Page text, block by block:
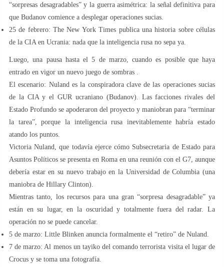
“sorpresas desagradables” y la guerra asimétrica: la señal definitiva para
que Budanov comience a desplegar operaciones sucias.
25 de febrero: The New York Times publica una historia sobre células
de la CIA en Ucrania: nada que la inteligencia rusa no sepa ya.
Luego, una pausa hasta el 5 de marzo, cuando es posible que haya
entrado en vigor un nuevo juego de sombras .
El escenario: Nuland es la conspiradora clave de las operaciones sucias
de la CIA y el GUR ucraniano (Budanov). Las facciones rivales del
Estado Profundo se apoderaron del proyecto y maniobran para “terminar
la tarea”, porque la inteligencia rusa inevitablemente habría estado
atando los puntos.
Victoria Nuland, que todavía ejerce cómo Subsecretaria de Estado para
Asuntos Políticos se presenta en Roma en una reunión con el G7, aunque
debería estar en su nuevo trabajo en la Universidad de Columbia (una
maniobra de Hillary Clinton).
Mientras tanto, los recursos para una gran “sorpresa desagradable” ya
están en su lugar, en la oscuridad y totalmente fuera del radar. La
operación no se puede cancelar.
5 de marzo: Little Blinken anuncia formalmente el “retiro” de Nuland.
7 de marzo: Al menos un tayiko del comando terrorista visita el lugar de
Crocus y se toma una fotografía.